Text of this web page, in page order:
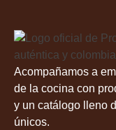
Acompañamos a
de la cocina con
y un catálogo lleno
únicos.